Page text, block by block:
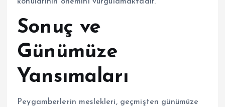
Sonuç ve
Günümüze
Yansımaları
Peygamberlerin meslekleri, geçmişten günümüze